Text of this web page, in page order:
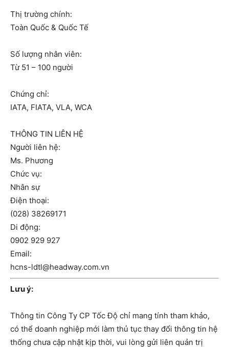
Thị trường chính:
Toàn Quốc & Quốc Tế
Số lượng nhân viên:
Từ 51 – 100 người
Chứng chỉ:
IATA, FIATA, VLA, WCA
THÔNG TIN LIÊN HỆ
Người liên hệ:
Ms. Phương
Chức vụ:
Nhân sự
Điện thoại:
(028) 38269171
Di động:
0902 929 927
Email:
hcns-ldtl@headway.com.vn
Lưu ý:
Thông tin Công Ty CP Tốc Độ chỉ mang tính tham khảo,
có thể doanh nghiệp mới làm thủ tục thay đổi thông tin hệ
thống chưa cập nhật kịp thời, vui lòng gửi liên quản trị